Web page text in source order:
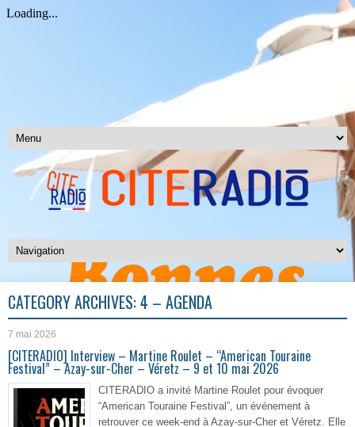
CATEGORY ARCHIVES:4 – AGENDA
7 mai 2026
[CITERADIO] Interview – Martine Roulet – “American Touraine
Festival” – Azay-sur-Cher – Véretz – 9 et 10 mai 2026
CITERADIO a invité Martine Roulet pour évoquer
“American Touraine Festival”, un événement à
retrouver ce week-end à Azay-sur-Cher et Véretz. Elle